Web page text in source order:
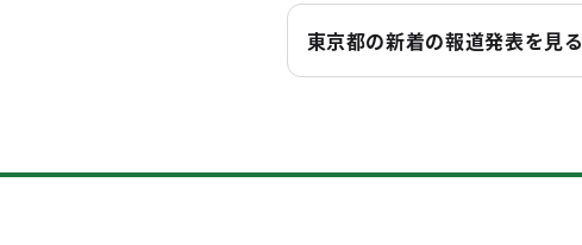
東京都の新着の報道発表を見る